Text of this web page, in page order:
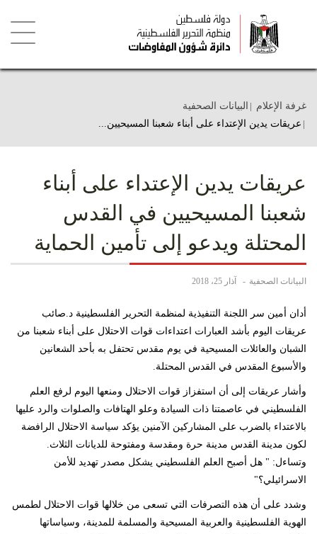
غرفة الإعلام البيانات الصحفية
عريقات يدين الإعتداء على أبناء شعبنا المسيحيين...
عريقات يدين الإعتداء على أبناء
شعبنا المسيحيين في القدس
المحتلة ويدعو إلى تأمين الحماية
البيانات الصحفية آذار 25، 2018
أدان أمين سر اللجنة التنفيذية لمنظمة التحرير الفلسطينية د.صائب
عريقات اليوم بأشد العبارات اعتداءات قوات الاحتلال على أبناء شعبنا من
الشبان والعائلات المسيحية في يوم مقدس تحتفل به بأحد الشعانين
والأسبوع المقدس في القدس المحتلة.
وأشار عريقات إلى أن استفزاز قوات الاحتلال ومنعها اليوم لرفع العلم
الفلسطيني في عاصمتنا ذات السيادة وعلو الهتافات والصلوات والرد عليها
بالاعتداء بالضرب على المشاركين الآمنين يؤكد سياسة الاحتلال الرافضة
لكون مدينة القدس مدينة حرة ومقدسة ومفتوحة للديانات الثلاث.
وتساءل: " هل أصبح العلم الفلسطيني يشكل مصدر تهديد للأمن
الاسرائيلي؟"
وشدد على أن هذه التصرفات التي تسعى من خلالها قوات الاحتلال لطمس
الهوية الفلسطينية والعربية المسيحية والمسلمة للمدينة، وسياساتها